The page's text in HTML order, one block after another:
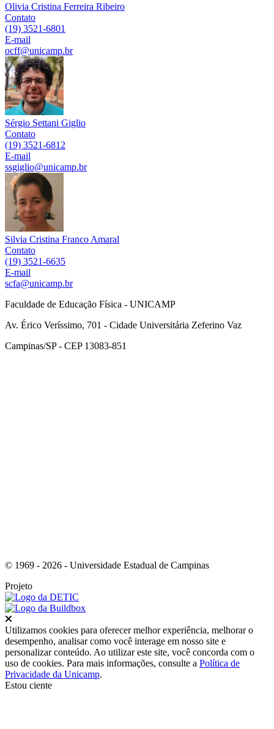
Olivia Cristina Ferreira Ribeiro
Contato
(19) 3521-6801
E-mail
ocff@unicamp.br
Sérgio Settani Giglio
Contato
(19) 3521-6812
E-mail
ssgiglio@unicamp.br
Silvia Cristina Franco Amaral
Contato
(19) 3521-6635
E-mail
scfa@unicamp.br
Faculdade de Educação Física - UNICAMP
Av. Érico Veríssimo, 701 - Cidade Universitária Zeferino Vaz
Campinas/SP - CEP 13083-851
© 1969 - 2026 - Universidade Estadual de Campinas
Projeto
Utilizamos cookies para oferecer melhor experiência, melhorar o
desempenho, analisar como você interage em nosso site e
personalizar conteúdo. Ao utilizar este site, você concorda com o
uso de cookies. Para mais informações, consulte a Política de
Privacidade da Unicamp.
Estou ciente